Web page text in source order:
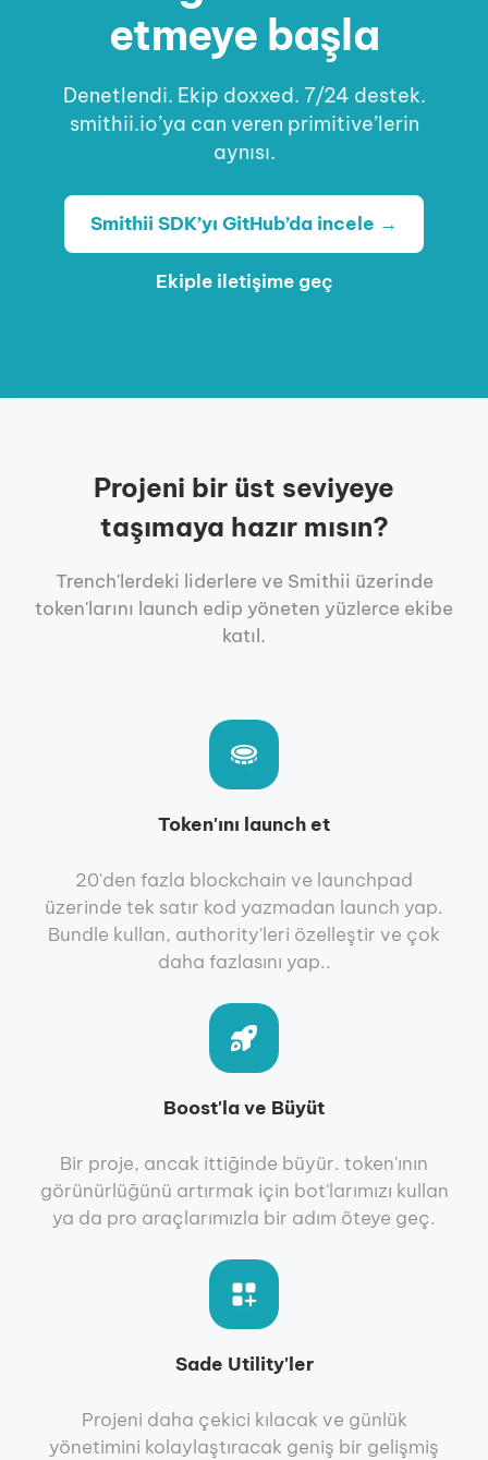
etmeye başla
Denetlendi. Ekip doxxed. 7/24 destek.
smithii.io’ya can veren primitive’lerin
aynısı.
Smithii SDK’yı GitHub’da incele →
Ekiple iletişime geç
Projeni bir üst seviyeye
taşımaya hazır mısın?
Trench'lerdeki liderlere ve Smithii üzerinde
token'larını launch edip yöneten yüzlerce ekibe
katıl.
Token'ını launch et
20'den fazla blockchain ve launchpad
üzerinde tek satır kod yazmadan launch yap.
Bundle kullan, authority'leri özelleştir ve çok
daha fazlasını yap..
Boost'la ve Büyüt
Bir proje, ancak ittiğinde büyür. token'ının
görünürlüğünü artırmak için bot'larımızı kullan
ya da pro araçlarımızla bir adım öteye geç.
Sade Utility'ler
Projeni daha çekici kılacak ve günlük
yönetimini kolaylaştıracak geniş bir gelişmiş